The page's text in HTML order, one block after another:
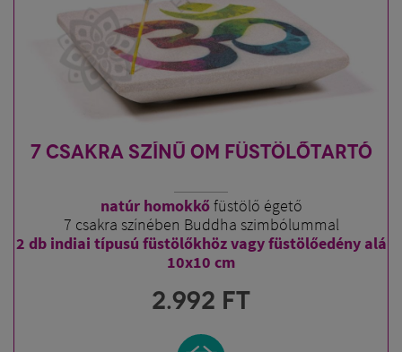
7 CSAKRA SZÍNŰ OM FÜSTÖLŐTARTÓ
natúr homokkőfüstölő égető
7 csakra színében Buddha szimbólummal
2 db indiai típusú füstölőkhöz vagy füstölőedény alá
10x10 cm
2.992 FT